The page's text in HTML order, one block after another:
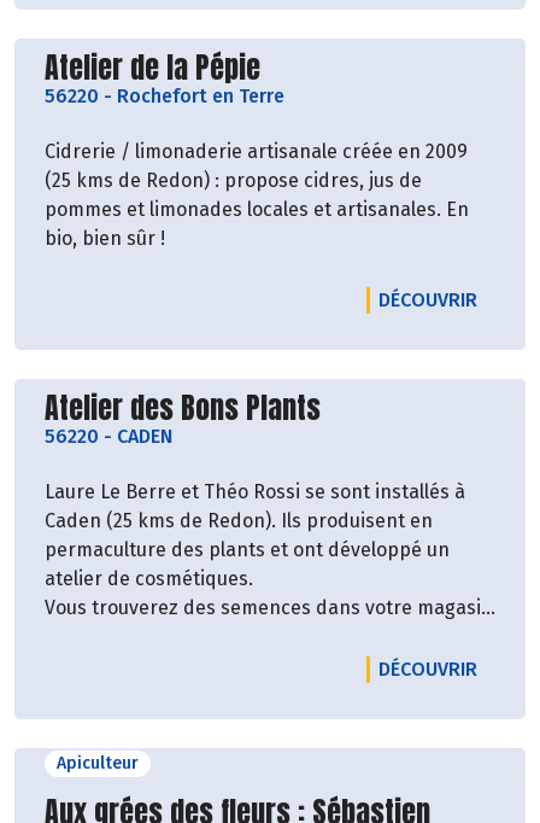
Découvrir le producteur
Atelier de la Pépie
56220 - Rochefort en Terre
Cidrerie / limonaderie artisanale créée en 2009
(25 kms de Redon) : propose cidres, jus de
pommes et limonades locales et artisanales. En
bio, bien sûr !
DÉCOUVRIR
Découvrir le producteur
Atelier des Bons Plants
56220 - CADEN
Laure Le Berre et Théo Rossi se sont installés à
Caden (25 kms de Redon). Ils produisent en
permaculture des plants et ont développé un
atelier de cosmétiques.
Vous trouverez des semences dans votre magasin
DÉCOUVRIR
Apiculteur
Découvrir le producteur
Aux grées des fleurs : Sébastien